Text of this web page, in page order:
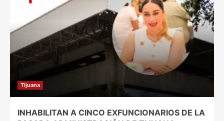
Tijuana
INHABILITAN A CINCO EXFUNCIONARIOS DE LA